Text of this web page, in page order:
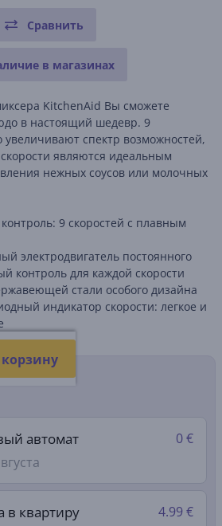
Сравнить
в магазинах
KitchenAid Вы сможете
в настоящий шедевр. 9
увеличивают спектр возможностей,
являются идеальным
нежных соусов или молочных
9 скоростей с плавным
электродвигатель постоянного
контроль для каждой скорости
стали особого дизайна
индикатор скорости: легкое и
автомат 0 €
в квартиру 4.99 €